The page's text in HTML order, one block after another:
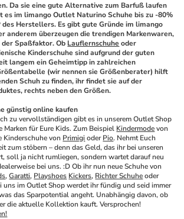
Da sie eine gute Alternative zum Barfuß laufen
es im limango Outlet Naturino Schuhe bis zu -80%
Herstellers. Es gibt gute Gründe im limango
anderem überzeugen die trendigen Markenwaren,
Spaßfaktor. Ob Lauflernschuhe oder
Kinderschuhe sind aufgrund der guten
langem ein Geheimtipp in zahlreichen
(wir nennen sie Größenberater) hilft
Schuh zu finden, ihr findet sie auf der
rechts neben den Größen.
günstig online kaufen
zu vervollständigen gibt es in unserem Outlet Shop
für Eure Kids. Zum Beispiel Kindermode
Kinderschuhe von Primigi oder Pio. Nehmt Euch
zum stöbern – denn das Geld, das ihr bei unseren
soll ja nicht rumliegen, sondern wartet darauf neu
bei uns. :D Ob ihr nun neue Schuhe von
, Garatti, Playshoes Kickers, Richter Schuhe
oder
uns im Outlet Shop werdet ihr fündig und seid immer
das Sparpotential angeht. Unabhängig davon, ob
die aktuelle Kollektion kauft. Versprochen!